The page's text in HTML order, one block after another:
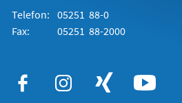
Telefon: 05251 88-0
Fax:
05251 88-2000